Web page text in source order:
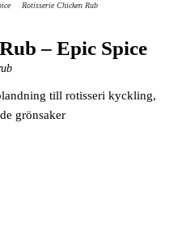
Rotisserie Chicken Rub
– Epic Spice
till rotisseri kyckling,
grönsaker